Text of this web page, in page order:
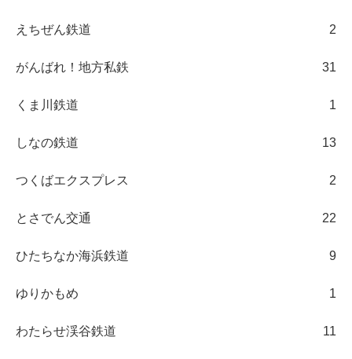
えちぜん鉄道 2
がんばれ！地方私鉄 31
くま川鉄道 1
しなの鉄道 13
つくばエクスプレス 2
とさでん交通 22
ひたちなか海浜鉄道 9
ゆりかもめ 1
わたらせ渓谷鉄道 11